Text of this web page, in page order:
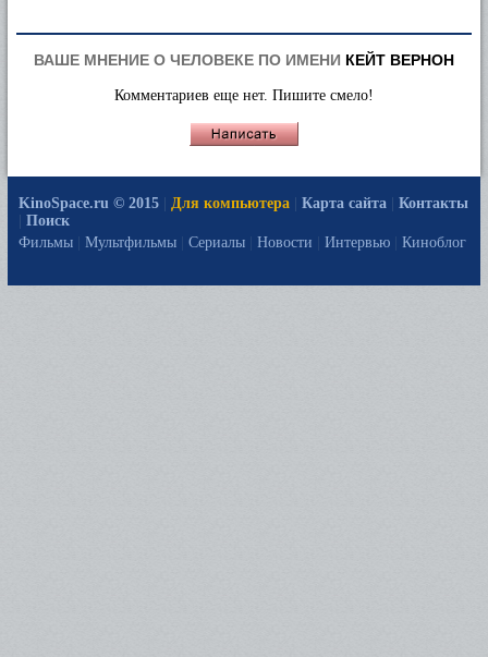
ВАШЕ МНЕНИЕ О ЧЕЛОВЕКЕ ПО ИМЕНИ КЕЙТ ВЕРНОН
Комментариев еще нет. Пишите смело!
KinoSpace.ru © 2015 Для компьютера Карта сайта
Контакты
Поиск
Фильмы
Мультфильмы Сериалы Новости Интервью Киноблог